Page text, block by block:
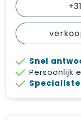
Snel
Persoonlijk